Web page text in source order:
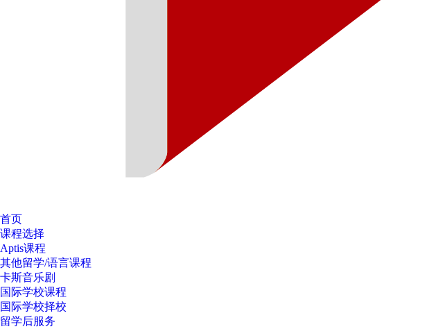
首页
课程选择
Aptis课程
其他留学/语言课程
卡斯音乐剧
国际学校课程
国际学校择校
留学后服务